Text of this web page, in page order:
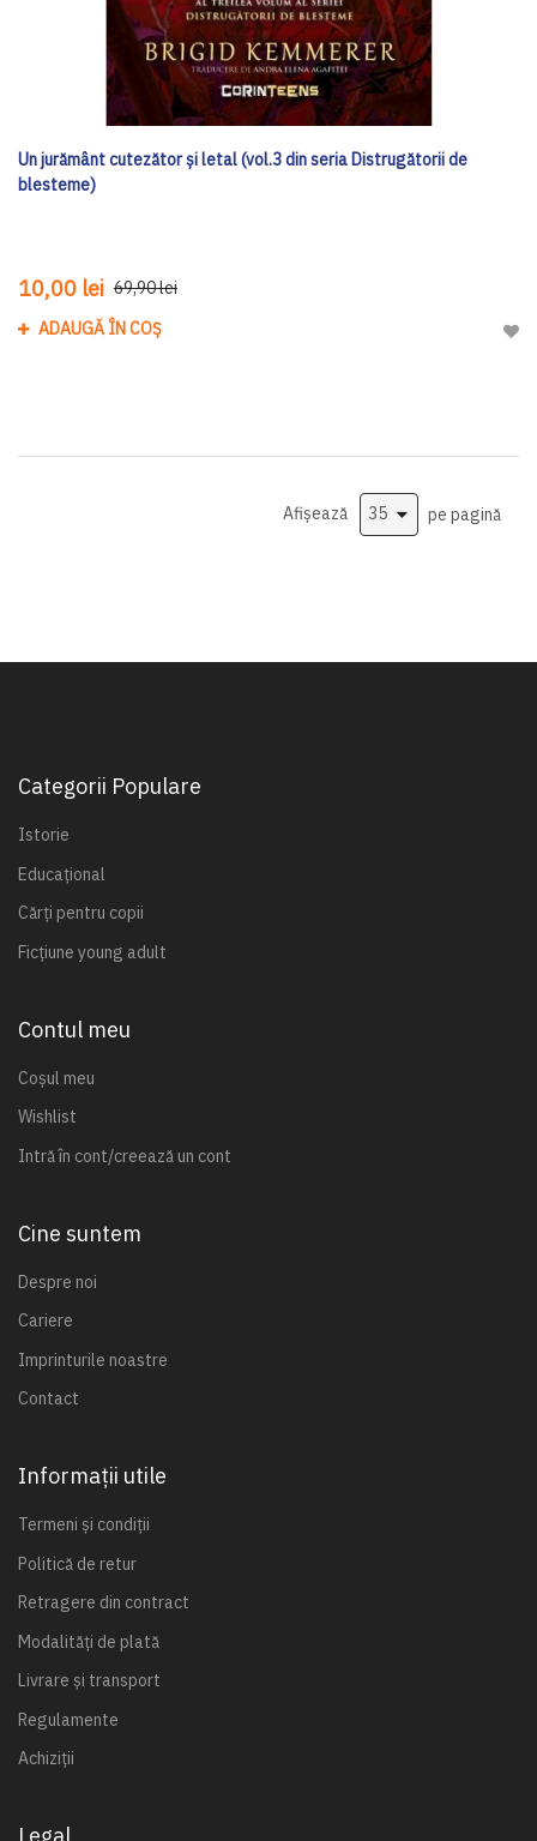
Un jurământ cutezător și letal (vol.3 din seria Distrugătorii de
blesteme)
10,00 lei 69,90 lei
ADAUGĂ ÎN COȘ
Afișează pe pagină
Categorii Populare
Istorie
Educațional
Cărți pentru copii
Ficțiune young adult
Contul meu
Coșul meu
Wishlist
Intră în cont/creează un cont
Cine suntem
Despre noi
Cariere
Imprinturile noastre
Contact
Informații utile
Termeni și condiții
Politică de retur
Retragere din contract
Modalități de plată
Livrare și transport
Regulamente
Achiziții